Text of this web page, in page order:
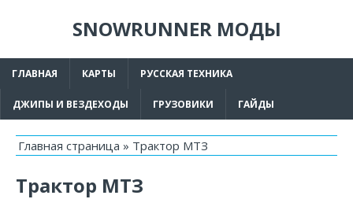
SNOWRUNNER МОДЫ
ГЛАВНАЯ КАРТЫ РУССКАЯ ТЕХНИКА
ДЖИПЫ И ВЕЗДЕХОДЫ ГРУЗОВИКИ ГАЙДЫ
Главная страница » Трактор МТЗ
Трактор МТЗ